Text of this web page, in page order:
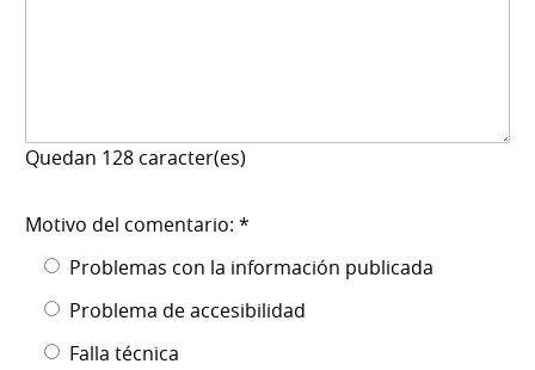
Quedan 128 caracter(es)
Motivo del comentario: *
Problemas con la información publicada
Problema de accesibilidad
Falla técnica